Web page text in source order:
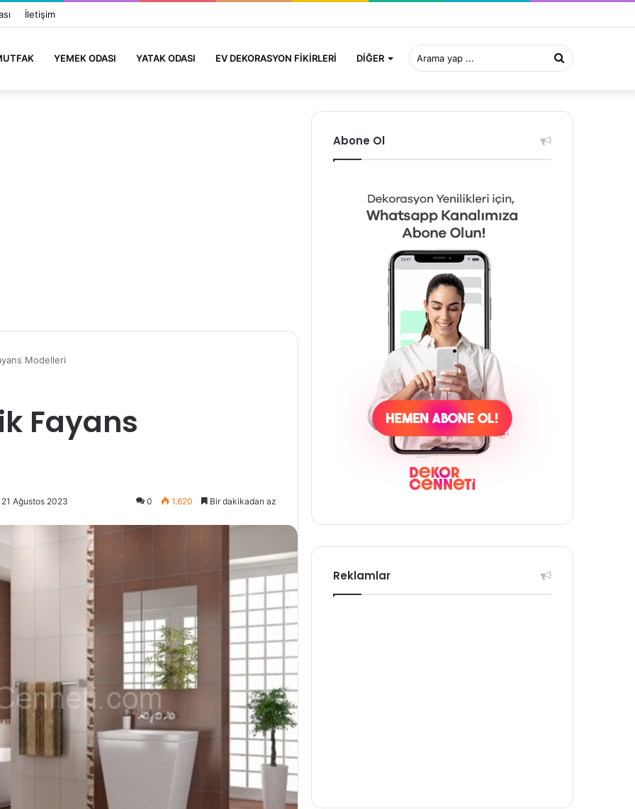
İletişim
YEMEK ODASI YATAK ODASI EV DEKORASYON FIKIRLERI DIĞER Arama
yap
Modelleri
Fayans
Ağustos 2023 0 1.620 Bir dakikadan az
Abone Ol
Reklamlar